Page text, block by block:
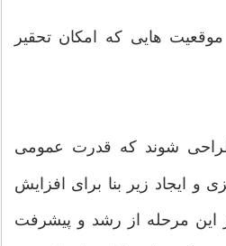
موقعیت هایی که امکان تحقیر
شوند که قدرت عمومی
و ایجاد زیر بنا برای افزایش
این مرحله از رشد و پیشرفت